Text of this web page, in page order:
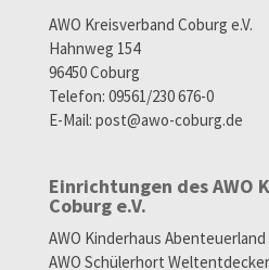
AWO Kreisverband Coburg e.V.
Hahnweg 154
96450 Coburg
Telefon: 09561/230 676-0
E-Mail: post@awo-coburg.de
Einrichtungen des AWO
Coburg e.V.
AWO Kinderhaus Abenteuerland
AWO Schülerhort Weltentdecker